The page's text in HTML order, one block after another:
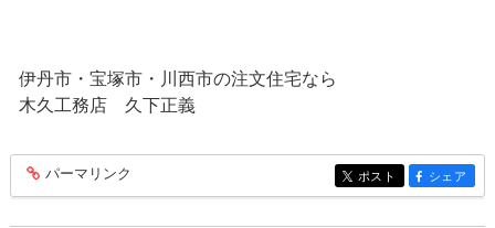
伊丹市・宝塚市・川西市の注文住宅なら
木久工務店 久下正義
entry252
パーマリンク entry252
ポスト entry252
シェア